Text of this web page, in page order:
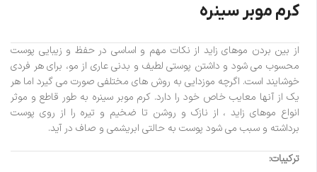
کرم موبر سینره
از بین بردن موهای زاید از نکات مهم و اساسی در حفظ و زیبایی پوست
محسوب می شود و داشتن پوستی لطیف و بدنی عاری از مو، برای هر فردی
خوشایند است. اگرچه موزدایی به روش های مختلفی صورت می گیرد اما هر
یک از آنها معایب خاص خود را دارد. کرم موبر سینره به طور قاطع و موثر
انواع موهای زاید ، از نازک و روشن تا ضخیم و تیره را از روی پوست
برداشته و سبب می شود پوست به حالتی ابریشمی و صاف در آید.
ترکیبات: